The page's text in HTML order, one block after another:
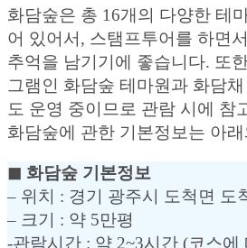
화담숲은 총 16개의 다양한 테
어 있어서, 스탬프투어를 하면
추억을 남기기에 좋습니다. 또
그램인 화담숲 테마원과 화담
도 운영 중이므로 관람 시에 참
화담숲에 관한 기본정보는 아
◼︎ 화담숲 기본정보
– 위치 : 경기 광주시 도척면 도
– 크기 : 약 5만평
-관람시간 : 약 2~3시간 (코스에